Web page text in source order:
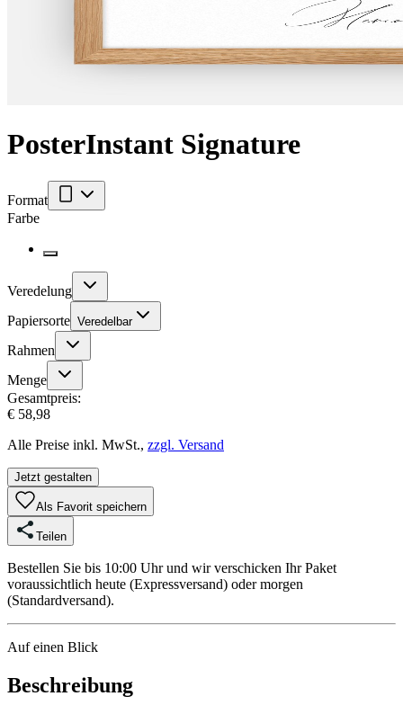
PosterInstant Signature
Format
Farbe
Veredelung
Papiersorte Veredelbar
Rahmen
Menge
Gesamtpreis:
€ 58,98
Alle Preise inkl. MwSt., zzgl. Versand
Jetzt gestalten
Als Favorit speichern
Teilen
Bestellen Sie bis 10:00 Uhr und wir verschicken Ihr Paket
voraussichtlich heute (Expressversand) oder morgen
(Standardversand).
Auf einen Blick
Beschreibung